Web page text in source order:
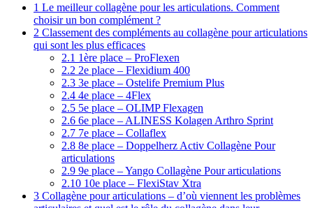
1 Le meilleur collagène pour les articulations. Comment
choisir un bon complément ?
2 Classement des compléments au collagène pour articulations
qui sont les plus efficaces
2.1 1ère place – ProFlexen
2.2 2e place – Flexidium 400
2.3 3e place – Ostelife Premium Plus
2.4 4e place – 4Flex
2.5 5e place – OLIMP Flexagen
2.6 6e place – ALINESS Kolagen Arthro Sprint
2.7 7e place – Collaflex
2.8 8e place – Doppelherz Activ Collagène Pour
articulations
2.9 9e place – Yango Collagène Pour articulations
2.10 10e place – FlexiStav Xtra
3 Collagène pour articulations – d’où viennent les problèmes